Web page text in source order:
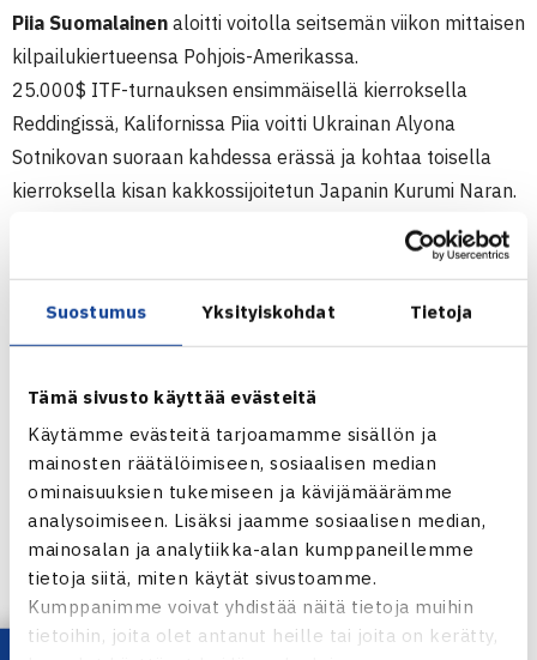
Suostumus Yksityiskohdat Tietoja
Tämä sivusto käyttää evästeitä
Käytämme evästeitä tarjoamamme sisällön ja
mainosten räätälöimiseen, sosiaalisen median
ominaisuuksien tukemiseen ja kävijämäärämme
analysoimiseen. Lisäksi jaamme sosiaalisen median,
mainosalan ja analytiikka-alan kumppaneillemme
tietoja siitä, miten käytät sivustoamme.
Kumppanimme voivat yhdistää näitä tietoja muihin
tietoihin, joita olet antanut heille tai joita on kerätty,
Piia Suomalainen aloitti voitolla seitsemän viikon mittaisen
kilpailukiertueensa Pohjois-Amerikassa.
25.000$ ITF-turnauksen ensimmäisellä kierroksella
Reddingissä, Kalifornissa Piia voitti Ukrainan Alyona
Sotnikovan suoraan kahdessa erässä ja kohtaa toisella
kierroksella kisan kakkossijoitetun Japanin Kurumi Naran.
Naisten 25.000$ ITF-turnaus
13.-18.9.2011 Redding, USA
Kaksinpeli
1.kierrosta: Piia Suomalainen – Alyona Sotnikova Ukraina
61 63
Reddingin naisten ITF-turnaus verkossa